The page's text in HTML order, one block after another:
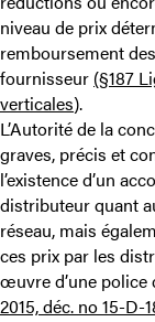
niveau de prix
remboursement
fournisseur (§187
verticales).
L’Autorité de la
graves, précis et
l’existence d’un
distributeur quant
réseau, mais
ces prix par les
œuvre d’une police
2015, déc. no 15-D-